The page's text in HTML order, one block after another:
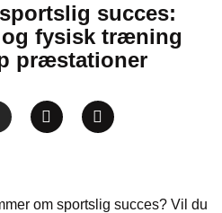
succes:
fysisk træning
præstationer
om sportslig succes? Vil du